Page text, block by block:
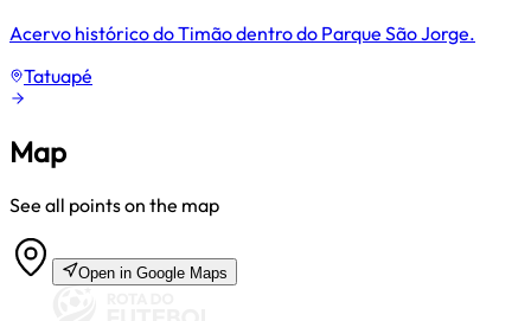
Acervo histórico do Timão dentro do Parque São Jorge.
Tatuapé
Map
See all points on the map
Open in Google Maps